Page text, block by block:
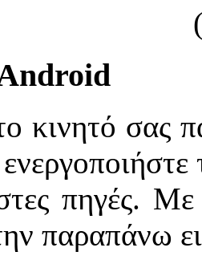
κινητό σας
πηγές.
παραπάνω